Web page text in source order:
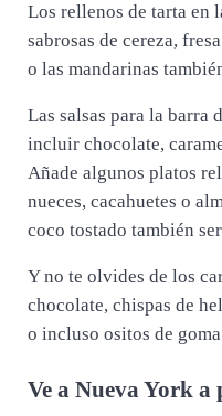
Los rellenos de tarta en
sabrosas de cereza,
o las mandarinas
Las salsas para la barra
incluir chocolate,
Añade algunos platos
nueces, cacahuetes o
coco tostado también
Y no te olvides de los
chocolate, chispas de
o incluso ositos de
Ve a Nueva York